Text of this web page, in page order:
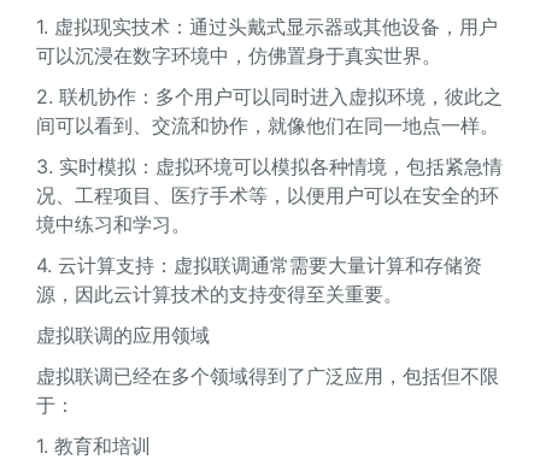
1. 虚拟现实技术：通过头戴式显示器或其他设备，用户
可以沉浸在数字环境中，仿佛置身于真实世界。
2. 联机协作：多个用户可以同时进入虚拟环境，彼此之
间可以看到、交流和协作，就像他们在同一地点一样。
3. 实时模拟：虚拟环境可以模拟各种情境，包括紧急情
况、工程项目、医疗手术等，以便用户可以在安全的环
境中练习和学习。
4. 云计算支持：虚拟联调通常需要大量计算和存储资
源，因此云计算技术的支持变得至关重要。
虚拟联调的应用领域
虚拟联调已经在多个领域得到了广泛应用，包括但不限
于：
1. 教育和培训